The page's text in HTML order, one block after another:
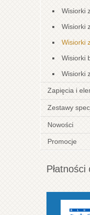
Wisiorki
Wisiorki
Wisiorki
Wisiorki
Wisiorki
Zapięcia i
Zestawy
Nowości
Promocje
Płatności